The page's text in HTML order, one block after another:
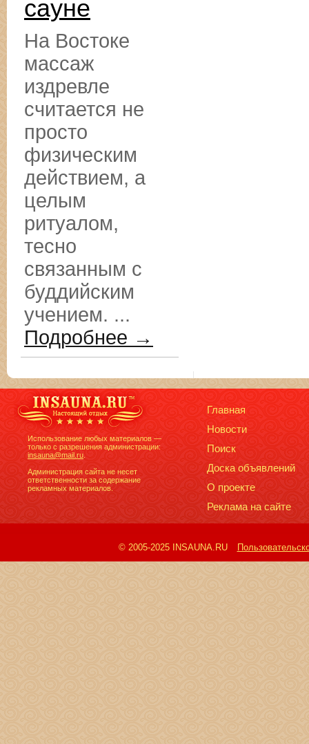
сауне
На Востоке
массаж
издревле
считается не
просто
физическим
действием, а
целым
ритуалом,
тесно
связанным с
буддийским
учением. ...
Подробнее →
Использование любых материалов —
только с разрешения администрации:
insauna@mail.ru
Администрация сайта не несет
ответственности за содержание
рекламных материалов.
Главная
Новости
Поиск
Доска объявлений
О проекте
Реклама на сайте
© 2005-2025 INSAUNA.RU